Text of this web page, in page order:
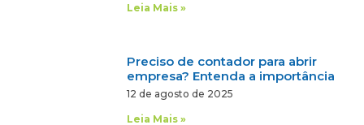
Leia Mais »
Preciso de contador para abrir
empresa? Entenda a importância
12 de agosto de 2025
Leia Mais »